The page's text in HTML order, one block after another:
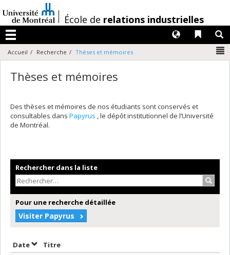
au
contenu
/École de relations industrielles
Menu
Liens
Langues
Accueil Recherche Thèses et mémoires
Thèses et mémoires
Des thèses et mémoires de nos étudiants sont conservés et
consultables dans Papyrus , le dépôt institutionnel de l’Université
de Montréal.
Rechercher dans la liste
Pour une recherche détaillée
Visiter Papyrus
DateTrier par date en ordre croissant
Titre